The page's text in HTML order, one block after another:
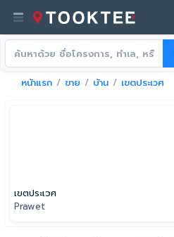
หน้าแรก ขาย บ้าน เขตประเวศ
เขตประเวศ
Prawet